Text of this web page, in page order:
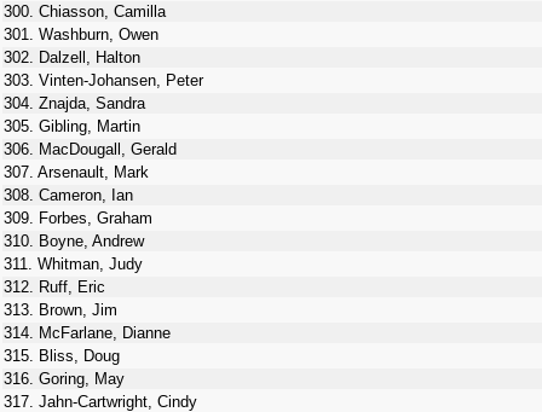
300. Chiasson, Camilla
301. Washburn, Owen
302. Dalzell, Halton
303. Vinten-Johansen, Peter
304. Znajda, Sandra
305. Gibling, Martin
306. MacDougall, Gerald
307. Arsenault, Mark
308. Cameron, Ian
309. Forbes, Graham
310. Boyne, Andrew
311. Whitman, Judy
312. Ruff, Eric
313. Brown, Jim
314. McFarlane, Dianne
315. Bliss, Doug
316. Goring, May
317. Jahn-Cartwright, Cindy